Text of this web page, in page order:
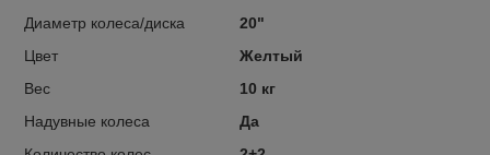
Диаметр колеса/диска
20"
Цвет
Желтый
Вес
10 кг
Надувные колеса
Да